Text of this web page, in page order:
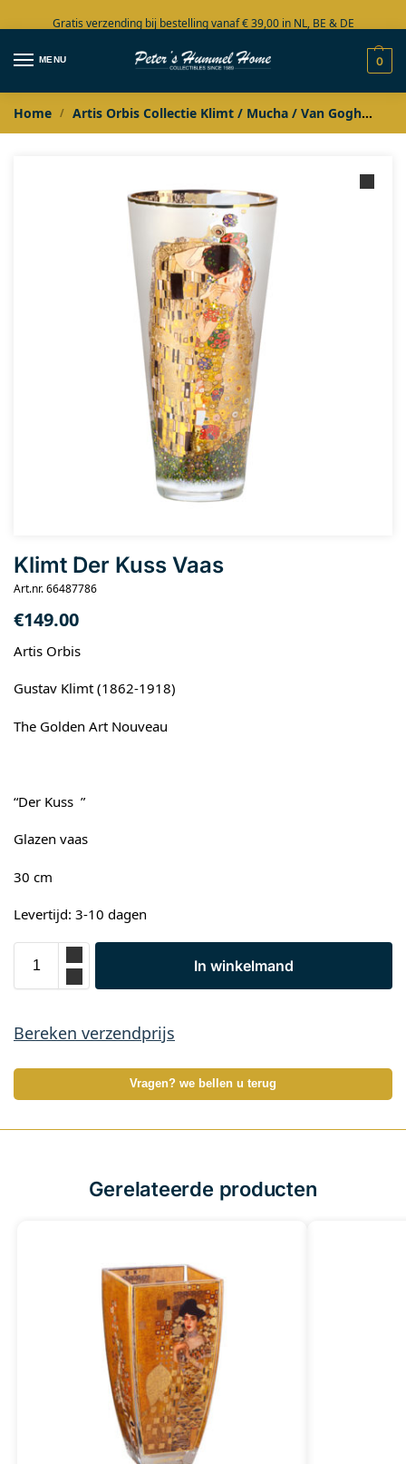
Gratis verzending bij bestelling vanaf € 39,00 in NL, BE & DE
Grote collectie in voorraad
MENU 0
Home / Artis Orbis Collectie Klimt / Mucha / Van Gogh
Klimt Der Kuss Vaas
Art.nr. 66487786
€149.00
Artis Orbis
Gustav Klimt (1862-1918)
The Golden Art Nouveau
“Der Kuss ”
Glazen vaas
30 cm
Levertijd: 3-10 dagen
In winkelmand
Bereken verzendprijs
Vragen? we bellen u terug
Gerelateerde producten